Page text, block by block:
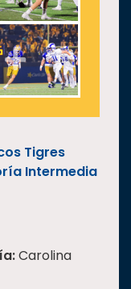
Tigres
Intermedia
Carolina